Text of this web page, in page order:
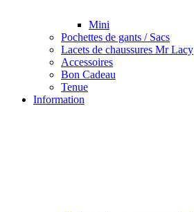
Mini
Pochettes de gants / Sacs
Lacets de chaussures Mr Lacy
Accessoires
Bon Cadeau
Tenue
Information